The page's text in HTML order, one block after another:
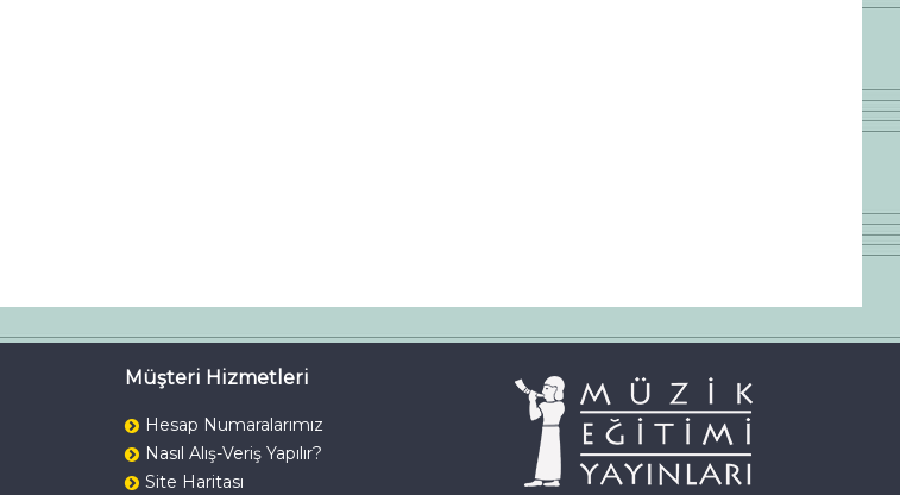
Müşteri Hizmetleri
Hesap Numaralarımız
Nasıl Alış-Veriş Yapılır?
Site Haritası